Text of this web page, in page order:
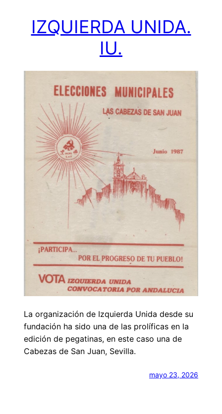
IZQUIERDA UNIDA.
IU.
La organización de Izquierda Unida desde su
fundación ha sido una de las prolíficas en la
edición de pegatinas, en este caso una de
Cabezas de San Juan, Sevilla.
mayo 23, 2026